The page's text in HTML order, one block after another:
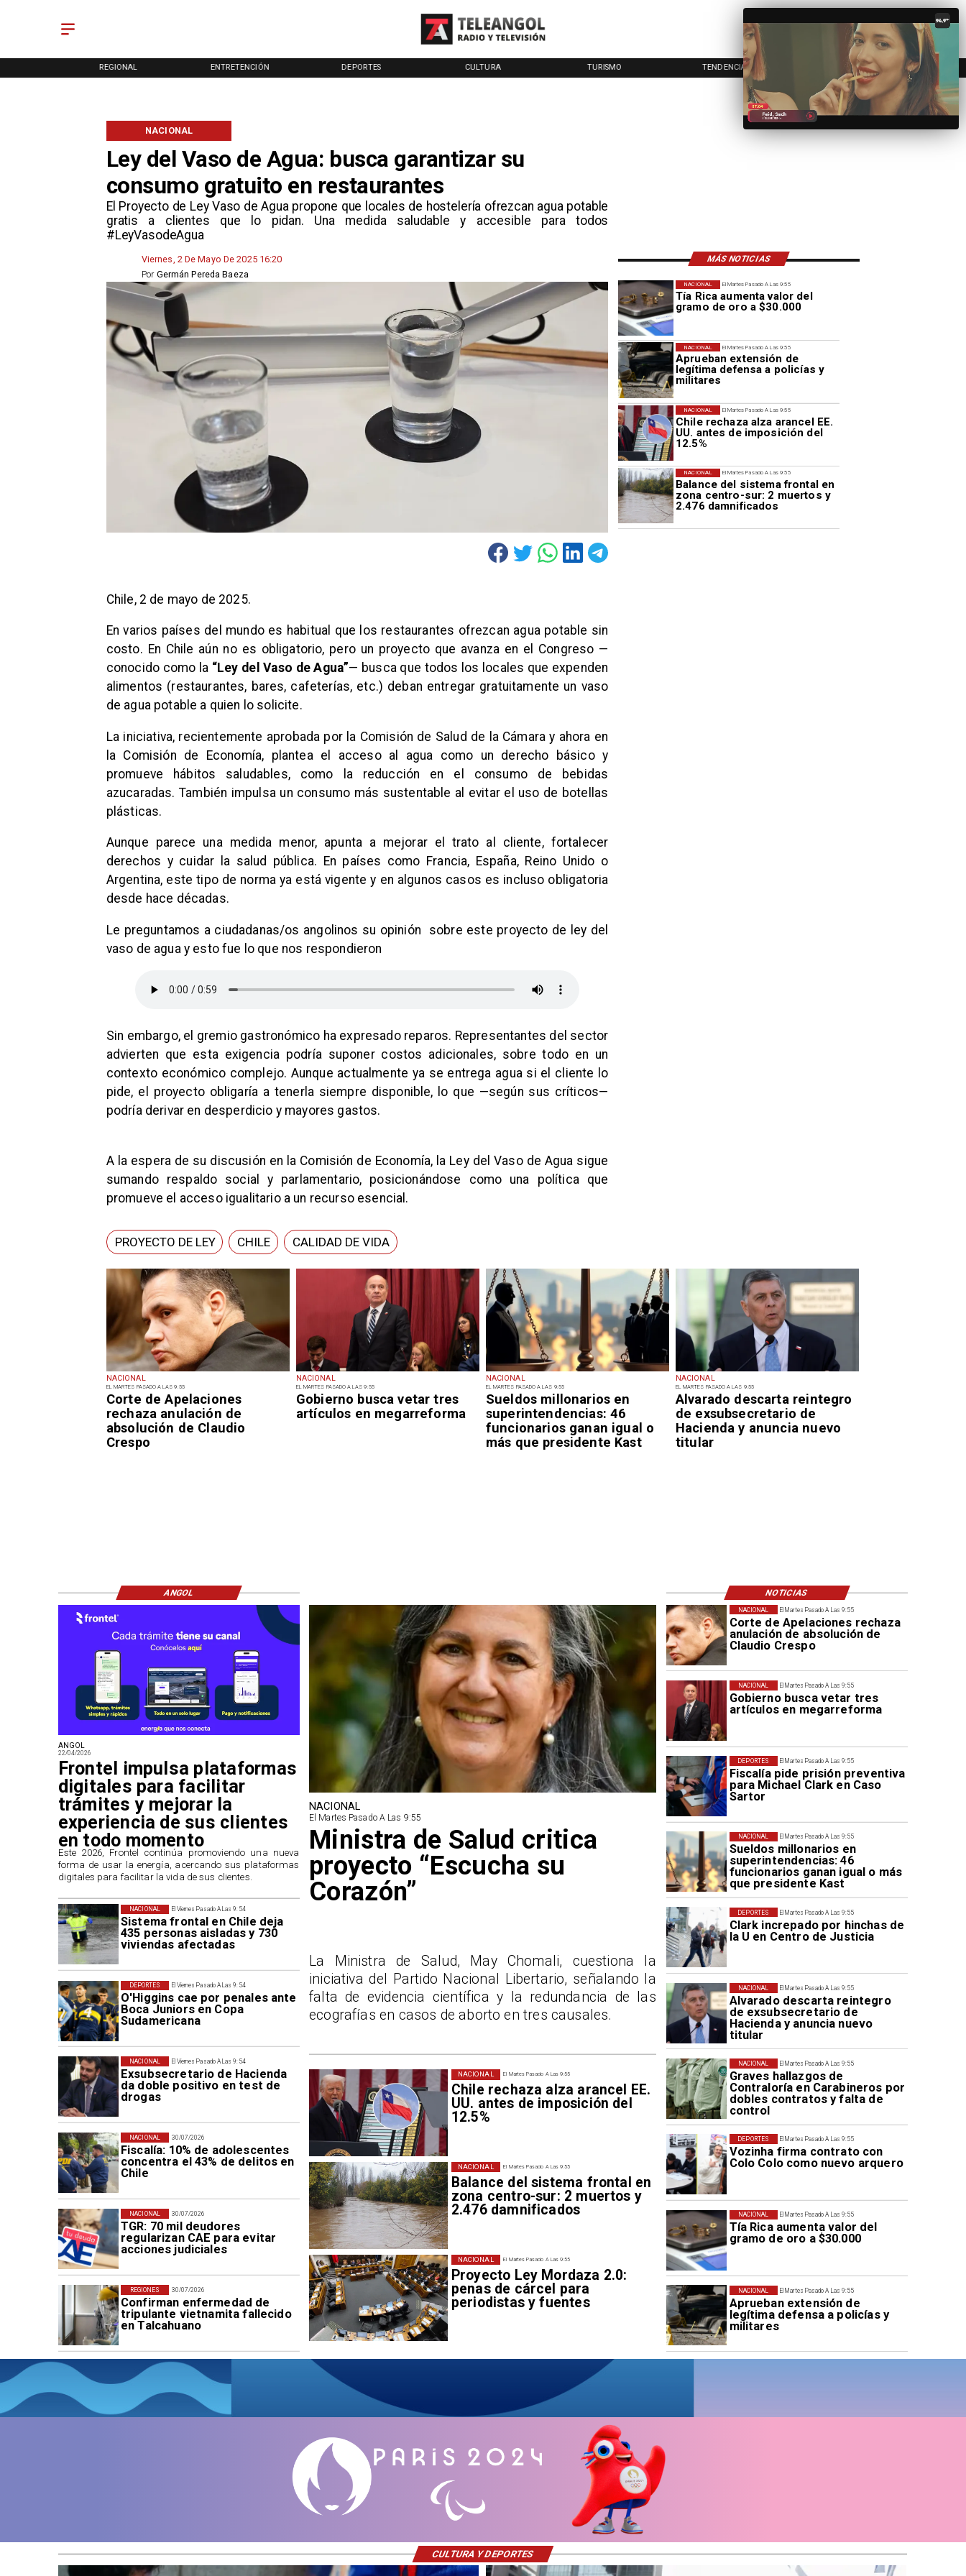
REGIONAL ENTRETENCIÓN DEPORTES CULTURA TURISMO TENDENCIAS EVENTOS
Ley del Vaso de Agua: busca garantizar su
consumo gratuito en restaurantes
​El Proyecto de Ley Vaso de Agua propone que locales de hostelería ofrezcan agua potable
gratis a clientes que lo pidan. Una medida saludable y accesible para todos
#LeyVasodeAgua
NACIONAL
MÁS NOTICIAS
Viernes, 2 De Mayo De 2025 16:20
Germán Pereda Baeza
Por
NACIONAL
EL MARTES PASADO A LAS 9:55
Corte de Apelaciones
rechaza anulación de
absolución de Claudio
Crespo
NACIONAL
EL MARTES PASADO A LAS 9:55
Gobierno busca vetar tres
artículos en megarreforma
NACIONAL
EL MARTES PASADO A LAS 9:55
Sueldos millonarios en
superintendencias: 46
funcionarios ganan igual o
más que presidente Kast
NACIONAL
EL MARTES PASADO A LAS 9:55
Alvarado descarta reintegro
de exsubsecretario de
Hacienda y anuncia nuevo
titular
El Martes Pasado A Las 9:55
Tía Rica aumenta valor del
gramo de oro a $30.000
NACIONAL
El Martes Pasado A Las 9:55
Aprueban extensión de
legítima defensa a policías y
militares
NACIONAL
El Martes Pasado A Las 9:55
Chile rechaza alza arancel EE.
UU. antes de imposición del
12.5%
NACIONAL
El Martes Pasado A Las 9:55
Balance del sistema frontal en
zona centro-sur: 2 muertos y
2.476 damnificados
NACIONAL
Chile, 2 de mayo de 2025.
En varios países del mundo es habitual que los restaurantes ofrezcan agua potable sin
costo. En Chile aún no es obligatorio, pero un proyecto que avanza en el Congreso —
conocido como la “Ley del Vaso de Agua”— busca que todos los locales que expenden
alimentos (restaurantes, bares, cafeterías, etc.) deban entregar gratuitamente un vaso
de agua potable a quien lo solicite.
La iniciativa, recientemente aprobada por la Comisión de Salud de la Cámara y ahora en
la Comisión de Economía, plantea el acceso al agua como un derecho básico y
promueve hábitos saludables, como la reducción en el consumo de bebidas
azucaradas. También impulsa un consumo más sustentable al evitar el uso de botellas
plásticas.
Aunque parece una medida menor, apunta a mejorar el trato al cliente, fortalecer
derechos y cuidar la salud pública. En países como Francia, España, Reino Unido o
Argentina, este tipo de norma ya está vigente y en algunos casos es incluso obligatoria
desde hace décadas.
Le preguntamos a ciudadanas/os angolinos su opinión sobre este proyecto de ley del
vaso de agua y esto fue lo que nos respondieron
​Sin embargo, el gremio gastronómico ha expresado reparos. Representantes del sector
advierten que esta exigencia podría suponer costos adicionales, sobre todo en un
contexto económico complejo. Aunque actualmente ya se entrega agua si el cliente lo
pide, el proyecto obligaría a tenerla siempre disponible, lo que —según sus críticos—
podría derivar en desperdicio y mayores gastos.
A la espera de su discusión en la Comisión de Economía, la Ley del Vaso de Agua sigue
sumando respaldo social y parlamentario, posicionándose como una política que
promueve el acceso igualitario a un recurso esencial.
PROYECTO DE LEY CHILE CALIDAD DE VIDA
El Martes Pasado A Las 9:55
Corte de Apelaciones rechaza
anulación de absolución de
Claudio Crespo
NACIONAL
El Martes Pasado A Las 9:55
Gobierno busca vetar tres
artículos en megarreforma
NACIONAL
El Martes Pasado A Las 9:55
Fiscalía pide prisión preventiva
para Michael Clark en Caso
Sartor
DEPORTES
El Martes Pasado A Las 9:55
Sueldos millonarios en
superintendencias: 46
funcionarios ganan igual o más
que presidente Kast
NACIONAL
El Martes Pasado A Las 9:55
Clark increpado por hinchas de
la U en Centro de Justicia
DEPORTES
El Martes Pasado A Las 9:55
Alvarado descarta reintegro
de exsubsecretario de
Hacienda y anuncia nuevo
titular
NACIONAL
El Martes Pasado A Las 9:55
Graves hallazgos de
Contraloría en Carabineros por
dobles contratos y falta de
control
NACIONAL
El Martes Pasado A Las 9:55
Vozinha firma contrato con
Colo Colo como nuevo arquero
DEPORTES
El Martes Pasado A Las 9:55
Tía Rica aumenta valor del
gramo de oro a $30.000
NACIONAL
El Martes Pasado A Las 9:55
Aprueban extensión de
legítima defensa a policías y
militares
NACIONAL
El Viernes Pasado A Las 9:54
Sistema frontal en Chile deja
435 personas aisladas y 730
viviendas afectadas
NACIONAL
El Viernes Pasado A Las 9:54
O'Higgins cae por penales ante
Boca Juniors en Copa
Sudamericana
DEPORTES
El Viernes Pasado A Las 9:54
Exsubsecretario de Hacienda
da doble positivo en test de
drogas
NACIONAL
30/07/2026
Fiscalía: 10% de adolescentes
concentra el 43% de delitos en
Chile
NACIONAL
30/07/2026
TGR: 70 mil deudores
regularizan CAE para evitar
acciones judiciales
NACIONAL
30/07/2026
Confirman enfermedad de
tripulante vietnamita fallecido
en Talcahuano
REGIONES
El Martes Pasado A Las 9:55
Chile rechaza alza arancel EE.
UU. antes de imposición del
12.5%
NACIONAL
El Martes Pasado A Las 9:55
Balance del sistema frontal en
zona centro-sur: 2 muertos y
2.476 damnificados
NACIONAL
El Martes Pasado A Las 9:55
Proyecto Ley Mordaza 2.0:
penas de cárcel para
periodistas y fuentes
NACIONAL
ANGOL
22/04/2026
Frontel impulsa plataformas
digitales para facilitar
trámites y mejorar la
experiencia de sus clientes
en todo momento
​Este 2026, Frontel continúa promoviendo una nueva
forma de usar la energía, acercando sus plataformas
digitales para facilitar la vida de sus clientes.
NACIONAL
El Martes Pasado A Las 9:55
Ministra de Salud critica
proyecto “Escucha su
Corazón”
La Ministra de Salud, May Chomali, cuestiona la
iniciativa del Partido Nacional Libertario, señalando la
falta de evidencia científica y la redundancia de las
ecografías en casos de aborto en tres causales.
ANGOL NOTICIAS
CULTURA Y DEPORTES